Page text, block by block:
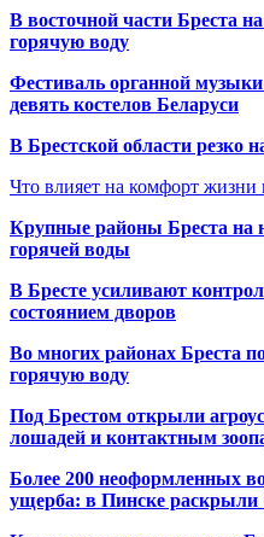
В восточной части Бреста
горячую воду
Фестиваль органной
девять костелов Беларуси
В Брестской области
Что влияет на комфорт жизни
Крупные районы Бреста на
горячей воды
В Бресте усиливают
состоянием дворов
Во многих районах Бреста
горячую воду
Под Брестом открыли
лошадей и контактным
Более 200 неоформленных
ущерба: в Пинске раскрыли